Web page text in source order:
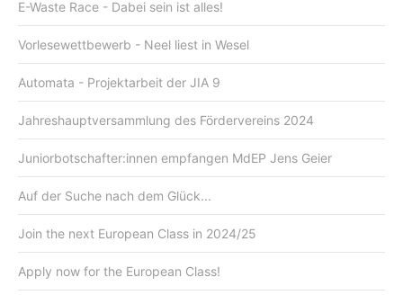
E-Waste Race - Dabei sein ist alles!
Vorlesewettbewerb - Neel liest in Wesel
Automata - Projektarbeit der JIA 9
Jahreshauptversammlung des Fördervereins 2024
Juniorbotschafter:innen empfangen MdEP Jens Geier
Auf der Suche nach dem Glück...
Join the next European Class in 2024/25
Apply now for the European Class!